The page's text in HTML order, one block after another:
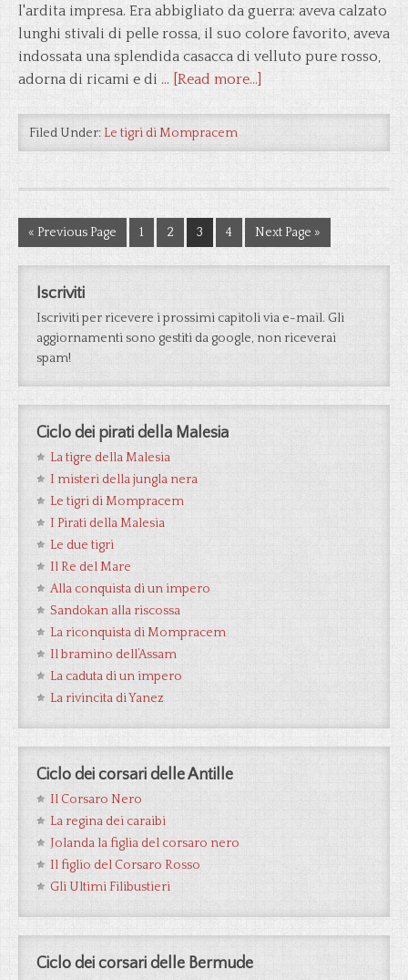
l'ardita impresa. Era abbigliato da guerra: aveva calzato
lunghi stivali di pelle rossa, il suo colore favorito, aveva
indossata una splendida casacca di velluto pure rosso,
adorna di ricami e di … [Read more...]
Filed Under:Le tigri di Mompracem
« Previous Page 1 2 3 4 Next Page »
Iscriviti
Iscriviti per ricevere i prossimi capitoli via e-mail. Gli
aggiornamenti sono gestiti da google, non riceverai
spam!
Ciclo dei pirati della Malesia
La tigre della Malesia
I misteri della jungla nera
Le tigri di Mompracem
I Pirati della Malesia
Le due tigri
Il Re del Mare
Alla conquista di un impero
Sandokan alla riscossa
La riconquista di Mompracem
Il bramino dell’Assam
La caduta di un impero
La rivincita di Yanez
Ciclo dei corsari delle Antille
Il Corsaro Nero
La regina dei caraibi
Jolanda la figlia del corsaro nero
Il figlio del Corsaro Rosso
Gli Ultimi Filibustieri
Ciclo dei corsari delle Bermude